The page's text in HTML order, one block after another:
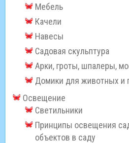
Мебель
Качели
Навесы
Садовая скульптура
Арки, гроты, шпалеры,
Домики для животных и
Освещение
Светильники
Принципы освещения
объектов в саду